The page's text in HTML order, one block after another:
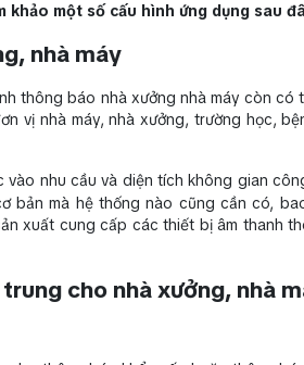
một số cấu hình ứng dụng sau
nhà máy
thông báo nhà xưởng nhà máy còn có
vị nhà máy, nhà xưởng, trường học,
vào nhu cầu và diện tích không gian
mà hệ thống nào cũng cần có,
xuất cung cấp các thiết bị âm thanh
cho nhà xưởng, nhà